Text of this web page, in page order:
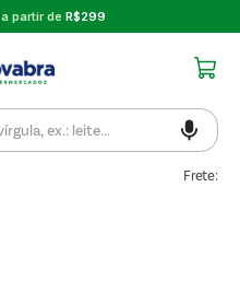
a partir de R$299
Frete: